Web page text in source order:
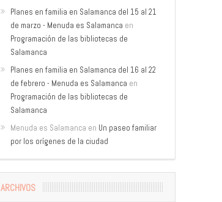
Planes en familia en Salamanca del 15 al 21
de marzo - Menuda es Salamanca en
Programación de las bibliotecas de
Salamanca
Planes en familia en Salamanca del 16 al 22
de febrero - Menuda es Salamanca en
Programación de las bibliotecas de
Salamanca
Menuda es Salamanca en Un paseo familiar
por los orígenes de la ciudad
ARCHIVOS